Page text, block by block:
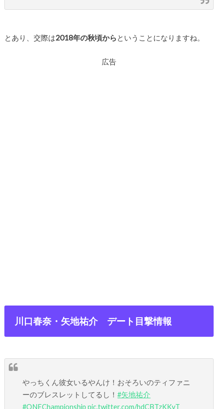
とあり、交際は2018年の秋頃からということになりますね。
広告
川口春奈・矢地祐介 デート目撃情報
やっちくん彼女いるやんけ！おそろいのティファニ
ーのブレスレットしてるし！#矢地祐介
#ONEChampionship pic.twitter.com/hdCBTzKKvT